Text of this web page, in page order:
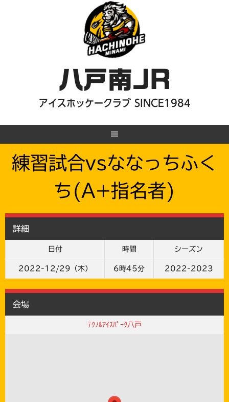
八戸南JR
アイスホッケークラブ SINCE1984
練習試合vsななっちふく
ち(A+指名者)
詳細
日付 時間 シーズン
2022-12/29（木） 6時45分 2022-2023
会場
ﾃｸﾉﾙｱｲｽﾊﾟｰｸ八戸